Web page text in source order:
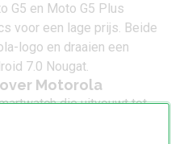
G5 en Moto G5 Plus
voor een lage prijs. Beide
logo en draaien een
7.0 Nougat.
Motorola
die uitvouwt tot